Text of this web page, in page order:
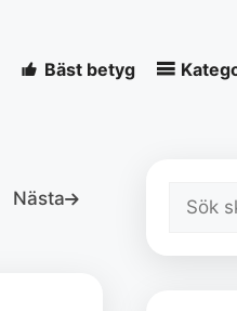
Bäst betyg
Nästa Sök